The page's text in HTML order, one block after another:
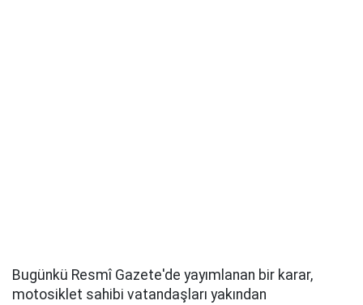
Bugünkü Resmî Gazete'de yayımlanan bir karar,
motosiklet sahibi vatandaşları yakından